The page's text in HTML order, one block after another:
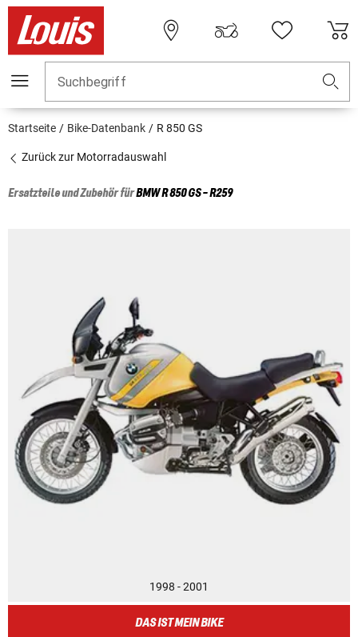
Suchbegriff
Startseite Bike-Datenbank R 850 GS
Zurück zur Motorradauswahl
Ersatzteile und Zubehör fürBMWR 850 GS - R259
1998 - 2001
DAS IST MEIN BIKE